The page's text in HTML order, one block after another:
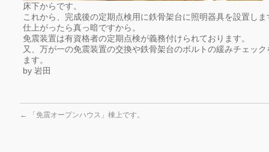
床下からです。
これから、完成後の定期点検用に鉄骨架台に照明器具を設置しま
仕上がったら真っ暗ですから。
免震装置は有資格者の定期点検が義務付けられております。
又、万が一の免震装置の交換や鉄骨架台のボルトの緩みチェック
ます。
by 岩田
← 「免震オープンハウス」棟上です。